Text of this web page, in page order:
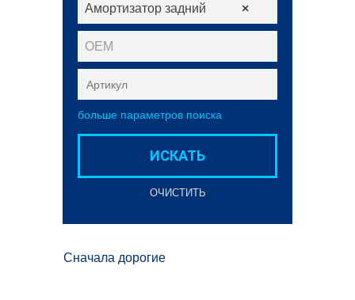
×
Амортизатор задний
ОЕМ
больше параметров поиска
ИСКАТЬ
ОЧИСТИТЬ
Сначала дорогие